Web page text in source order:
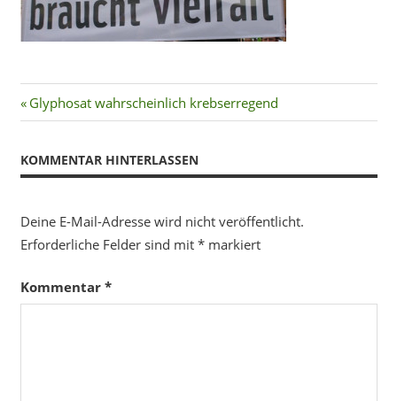
Beitragsnavigation
Vorheriger
Beitrag:
Glyphosat wahrscheinlich krebserregend
KOMMENTAR HINTERLASSEN
Deine E-Mail-Adresse wird nicht veröffentlicht.
Erforderliche Felder sind mit *markiert
Kommentar *